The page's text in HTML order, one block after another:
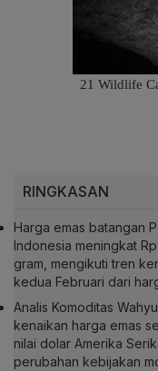
RINGKASAN
Harga emas batangan
Indonesia meningkat
gram, mengikuti tren
kedua Februari dari
Analis Komoditas
kenaikan harga emas
nilai dolar Amerika
perubahan kebijakan